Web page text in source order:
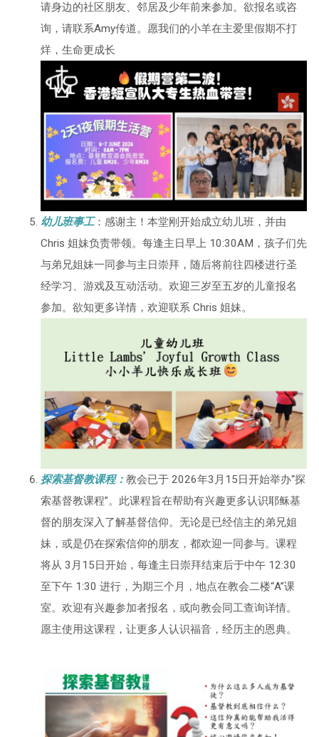
请身边的社区朋友、邻居及少年前来参加。欲报名或咨
询，请联系Amy传道。愿我们的小羊在主爱里假期不打
烊，生命更成长
幼儿班事工：感谢主！本堂刚开始成立幼儿班，并由
Chris 姐妹负责带领。每逢主日早上 10:30AM，孩子们先
与弟兄姐妹一同参与主日崇拜，随后将前往四楼进行圣
经学习、游戏及互动活动。欢迎三岁至五岁的儿童报名
参加。欲知更多详情，欢迎联系 Chris 姐妹。
探索基督教课程： 教会已于 2026年3月15日开始举办“探
索基督教课程”。此课程旨在帮助有兴趣更多认识耶稣基
督的朋友深入了解基督信仰。无论是已经信主的弟兄姐
妹，或是仍在探索信仰的朋友，都欢迎一同参与。课程
将从 3月15日开始，每逢主日崇拜结束后于中午 12:30
至下午 1:30 进行，为期三个月，地点在教会二楼“A”课
室。欢迎有兴趣参加者报名，或向教会同工查询详情。
愿主使用这课程，让更多人认识福音，经历主的恩典。